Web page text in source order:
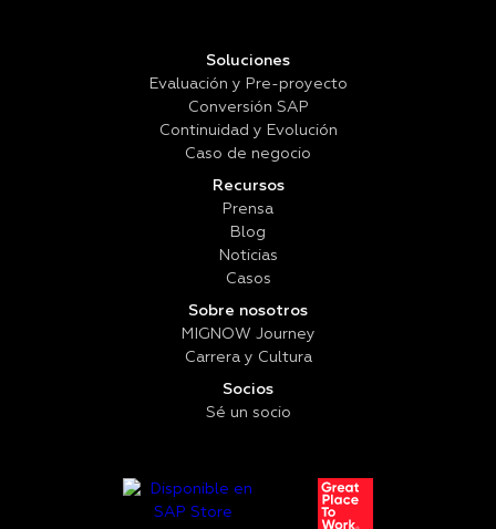
Soluciones
Evaluación y Pre-proyecto
Conversión SAP
Continuidad y Evolución
Caso de negocio
Recursos
Prensa
Blog
Noticias
Casos
Sobre nosotros
MIGNOW Journey
Carrera y Cultura
Socios
Sé un socio